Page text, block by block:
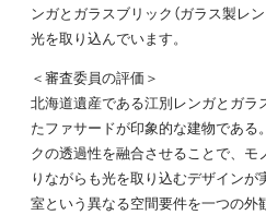
ンガとガラスブリック（ガラス製レ
光を取り込んでいます。
＜審査委員の評価＞
北海道遺産である江別レンガとガ
たファサードが印象的な建物である
クの透過性を融合させることで、
りながらも光を取り込むデザイン
室という異なる空間要件を一つの